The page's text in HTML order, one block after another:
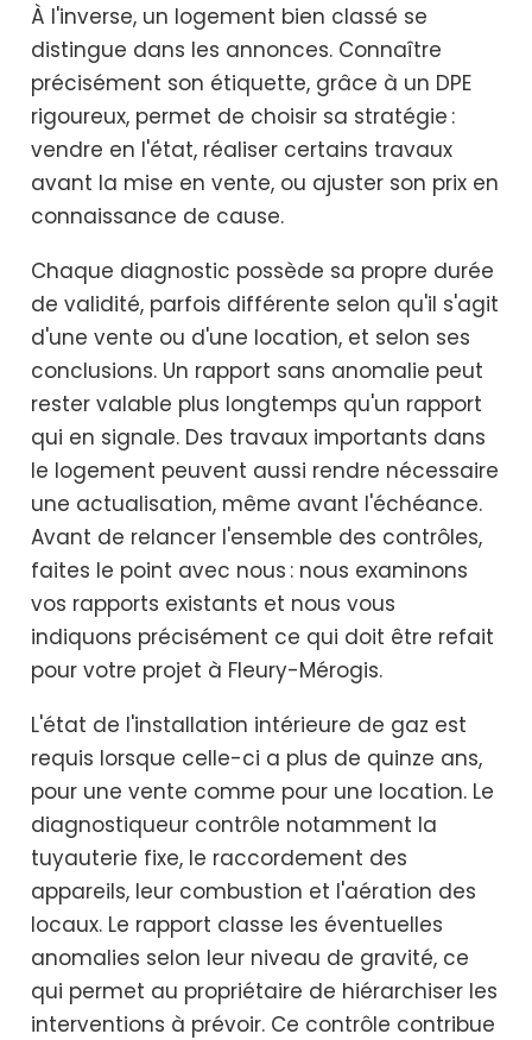
À l'inverse, un logement bien classé se
distingue dans les annonces. Connaître
précisément son étiquette, grâce à un DPE
rigoureux, permet de choisir sa stratégie :
vendre en l'état, réaliser certains travaux
avant la mise en vente, ou ajuster son prix en
connaissance de cause.
Chaque diagnostic possède sa propre durée
de validité, parfois différente selon qu'il s'agit
d'une vente ou d'une location, et selon ses
conclusions. Un rapport sans anomalie peut
rester valable plus longtemps qu'un rapport
qui en signale. Des travaux importants dans
le logement peuvent aussi rendre nécessaire
une actualisation, même avant l'échéance.
Avant de relancer l'ensemble des contrôles,
faites le point avec nous : nous examinons
vos rapports existants et nous vous
indiquons précisément ce qui doit être refait
pour votre projet à Fleury-Mérogis.
L'état de l'installation intérieure de gaz est
requis lorsque celle-ci a plus de quinze ans,
pour une vente comme pour une location. Le
diagnostiqueur contrôle notamment la
tuyauterie fixe, le raccordement des
appareils, leur combustion et l'aération des
locaux. Le rapport classe les éventuelles
anomalies selon leur niveau de gravité, ce
qui permet au propriétaire de hiérarchiser les
interventions à prévoir. Ce contrôle contribue